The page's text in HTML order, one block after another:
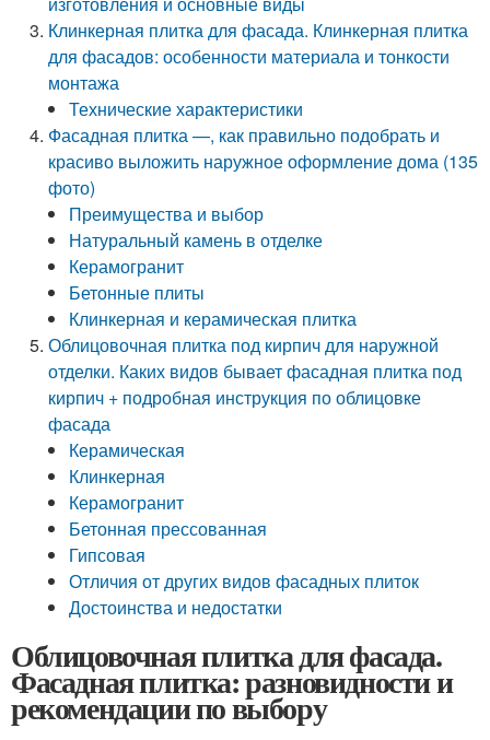
Клинкерная плитка для фасада. Клинкерная плитка
для фасадов: особенности материала и тонкости
монтажа
Технические характеристики
Фасадная плитка —, как правильно подобрать и
красиво выложить наружное оформление дома (135
фото)
Преимущества и выбор
Натуральный камень в отделке
Керамогранит
Бетонные плиты
Клинкерная и керамическая плитка
Облицовочная плитка под кирпич для наружной
отделки. Каких видов бывает фасадная плитка под
кирпич + подробная инструкция по облицовке
фасада
Керамическая
Клинкерная
Керамогранит
Бетонная прессованная
Гипсовая
Отличия от других видов фасадных плиток
Достоинства и недостатки
Облицовочная плитка для фасада.
Фасадная плитка: разновидности и
рекомендации по выбору